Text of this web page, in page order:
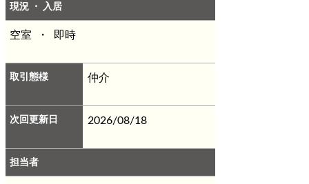
ごみ置き場／マンションタイプ／更新料
なし／ゴミ業者回収※ルームクリーニ
ング料金別途要
現況 ・ 入居
空室 ・ 即時
取引態様 仲介
次回更新日 2026/08/18
担当者